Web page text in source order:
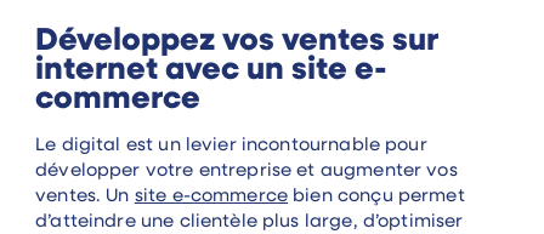
Développez vos ventes sur
internet avec un site e-
commerce
Le digital est un levier incontournable pour
développer votre entreprise et augmenter vos
ventes. Un site e-commerce bien conçu permet
d’atteindre une clientèle plus large, d’optimiser